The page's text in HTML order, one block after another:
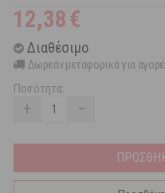
12,38€
Διαθέσιμο
Δωρεάν μεταφορικά για
Ποσότητα:
+ −